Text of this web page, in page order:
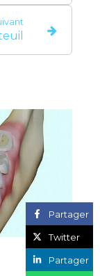
Partager
Twitter
Partager